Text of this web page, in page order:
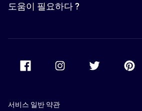
도움이 필요하다 ?
서비스 일반 약관